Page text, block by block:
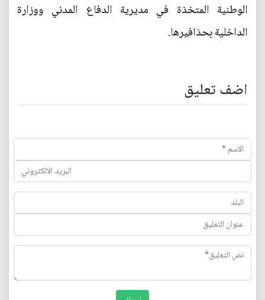
الوطنية المتخذة في مديرية الدفاع المدني ووزارة
الداخلية بحذافيرها.
اضف تعليق